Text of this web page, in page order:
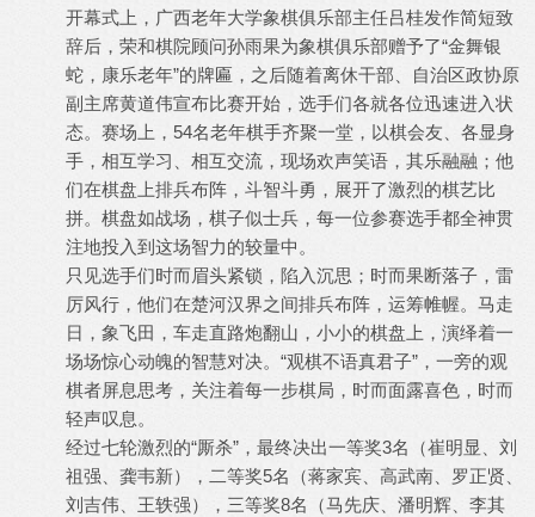
开幕式上，广西老年大学象棋俱乐部主任吕桂发作简短致
辞后，荣和棋院顾问孙雨果为象棋俱乐部赠予了“金舞银
蛇，康乐老年”的牌匾，之后随着离休干部、自治区政协原
副主席黄道伟宣布比赛开始，选手们各就各位迅速进入状
态。赛场上，54名老年棋手齐聚一堂，以棋会友、各显身
手，相互学习、相互交流，现场欢声笑语，其乐融融；他
们在棋盘上排兵布阵，斗智斗勇，展开了激烈的棋艺比
拼。棋盘如战场，棋子似士兵，每一位参赛选手都全神贯
注地投入到这场智力的较量中。
只见选手们时而眉头紧锁，陷入沉思；时而果断落子，雷
厉风行，他们在楚河汉界之间排兵布阵，运筹帷幄。马走
日，象飞田，车走直路炮翻山，小小的棋盘上，演绎着一
场场惊心动魄的智慧对决。“观棋不语真君子”，一旁的观
棋者屏息思考，关注着每一步棋局，时而面露喜色，时而
轻声叹息。
经过七轮激烈的“厮杀”，最终决出一等奖3名（崔明显、刘
祖强、龚韦新），二等奖5名（蒋家宾、高武南、罗正贤、
刘吉伟、王轶强），三等奖8名（马先庆、潘明辉、李其